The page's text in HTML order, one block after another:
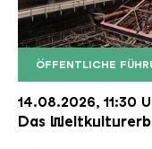
ÖFFENTLICHE
Der
Copyright:
14.08.2026, 11:30
Das